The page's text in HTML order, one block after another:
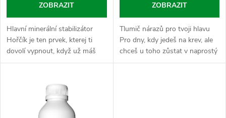
u
k
t
u
k
ZOBRAZIT
Hlavní minerální stabilizátor
Hořčík je ten prvek, kterej ti
dovolí vypnout, když už máš
odmakáno. Zapadá do období
svůj výkon i následný...
ZOBRAZIT
Tlumič nárazů pro tvoji hlavu
Pro dny, kdy jedeš na krev, ale
chceš u toho zůstat v naprostý
pohodě a nenechat se vytočit